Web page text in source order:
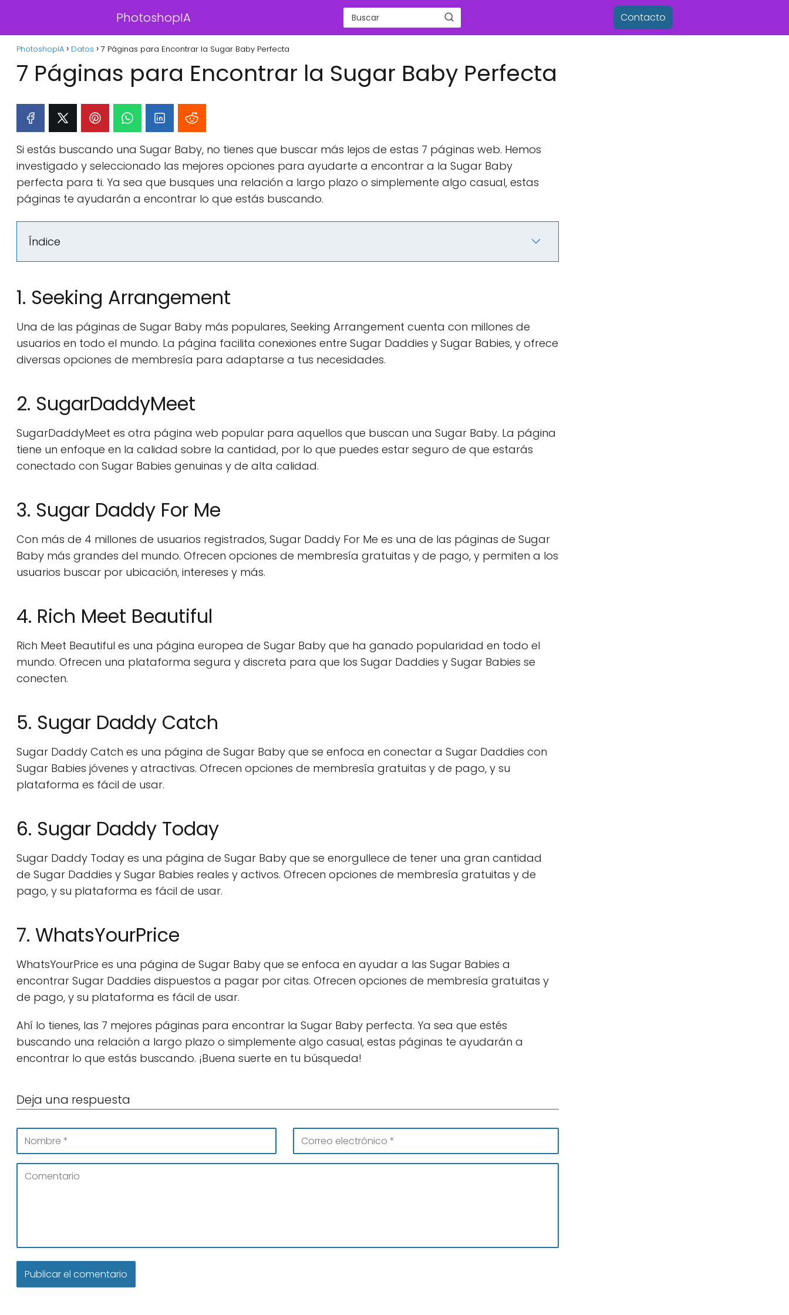
PhotoshopIA Contacto
PhotoshopIA Datos 7 Páginas para Encontrar la Sugar Baby Perfecta
7 Páginas para Encontrar la Sugar Baby Perfecta
Si estás buscando una Sugar Baby, no tienes que buscar más lejos de estas 7 páginas web. Hemos
investigado y seleccionado las mejores opciones para ayudarte a encontrar a la Sugar Baby
perfecta para ti. Ya sea que busques una relación a largo plazo o simplemente algo casual, estas
páginas te ayudarán a encontrar lo que estás buscando.
Índice
1. Seeking Arrangement
Una de las páginas de Sugar Baby más populares, Seeking Arrangement cuenta con millones de
usuarios en todo el mundo. La página facilita conexiones entre Sugar Daddies y Sugar Babies, y ofrece
diversas opciones de membresía para adaptarse a tus necesidades.
2. SugarDaddyMeet
SugarDaddyMeet es otra página web popular para aquellos que buscan una Sugar Baby. La página
tiene un enfoque en la calidad sobre la cantidad, por lo que puedes estar seguro de que estarás
conectado con Sugar Babies genuinas y de alta calidad.
3. Sugar Daddy For Me
Con más de 4 millones de usuarios registrados, Sugar Daddy For Me es una de las páginas de Sugar
Baby más grandes del mundo. Ofrecen opciones de membresía gratuitas y de pago, y permiten a los
usuarios buscar por ubicación, intereses y más.
4. Rich Meet Beautiful
Rich Meet Beautiful es una página europea de Sugar Baby que ha ganado popularidad en todo el
mundo. Ofrecen una plataforma segura y discreta para que los Sugar Daddies y Sugar Babies se
conecten.
5. Sugar Daddy Catch
Sugar Daddy Catch es una página de Sugar Baby que se enfoca en conectar a Sugar Daddies con
Sugar Babies jóvenes y atractivas. Ofrecen opciones de membresía gratuitas y de pago, y su
plataforma es fácil de usar.
6. Sugar Daddy Today
Sugar Daddy Today es una página de Sugar Baby que se enorgullece de tener una gran cantidad
de Sugar Daddies y Sugar Babies reales y activos. Ofrecen opciones de membresía gratuitas y de
pago, y su plataforma es fácil de usar.
7. WhatsYourPrice
WhatsYourPrice es una página de Sugar Baby que se enfoca en ayudar a las Sugar Babies a
encontrar Sugar Daddies dispuestos a pagar por citas. Ofrecen opciones de membresía gratuitas y
de pago, y su plataforma es fácil de usar.
Ahí lo tienes, las 7 mejores páginas para encontrar la Sugar Baby perfecta. Ya sea que estés
buscando una relación a largo plazo o simplemente algo casual, estas páginas te ayudarán a
encontrar lo que estás buscando. ¡Buena suerte en tu búsqueda!
Deja una respuesta